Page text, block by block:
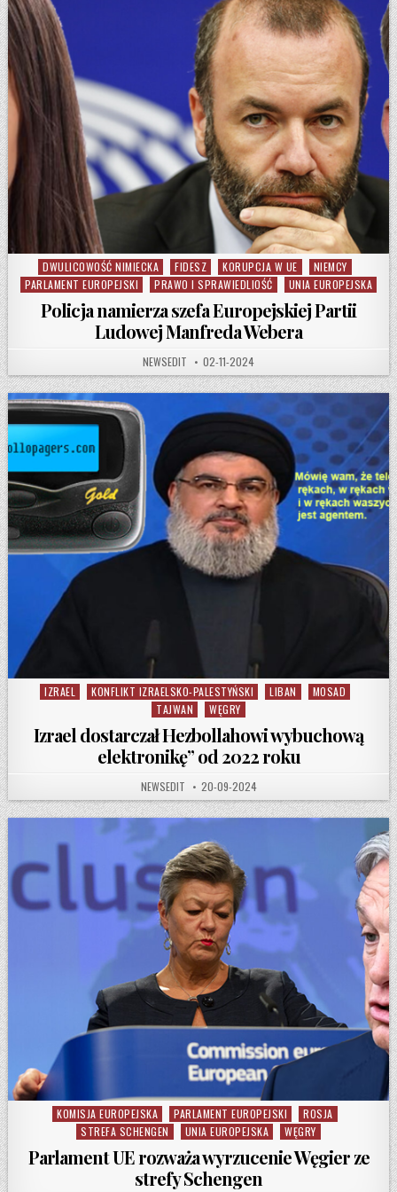
Posted in
DWULICOWOŚĆ NIMIECKA FIDESZ KORUPCJA W UE
NIEMCY
PARLAMENT EUROPEJSKI
PRAWO I SPRAWIEDLIOŚĆ UNIA EUROPEJSKA
Policja namierza szefa Europejskiej Partii
Ludowej Manfreda Webera
AUTHOR:
NEWSEDIT PUBLISHED DATE:
02-11-2024
Posted in
IZRAEL KONFLIKT IZRAELSKO-PALESTYŃSKI LIBAN
MOSAD
TAJWAN
WĘGRY
Izrael dostarczał Hezbollahowi wybuchową
elektronikę” od 2022 roku
AUTHOR:
NEWSEDIT PUBLISHED DATE:
20-09-2024
Posted in
KOMISJA EUROPEJSKA PARLAMENT EUROPEJSKI
ROSJA
STREFA SCHENGEN
UNIA EUROPEJSKA WĘGRY
Parlament UE rozważa wyrzucenie Węgier ze
strefy Schengen